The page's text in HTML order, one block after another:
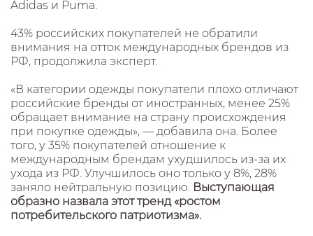
Adidas и Puma.
43% российских покупателей не обратили
внимания на отток международных брендов из
РФ, продолжила эксперт.
«В категории одежды покупатели плохо отличают
российские бренды от иностранных, менее 25%
обращает внимание на страну происхождения
при покупке одежды», — добавила она. Более
того, у 35% покупателей отношение к
международным брендам ухудшилось из-за их
ухода из РФ. Улучшилось оно только у 8%, 28%
заняло нейтральную позицию. Выступающая
образно назвала этот тренд «ростом
потребительского патриотизма».